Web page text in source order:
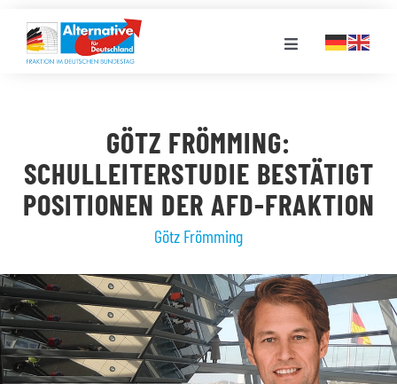
Inhalt
springen
Toggle
LANDESGRUPPEN
VERANSTALTUNGEN
PRESSE
STELLENPORTAL
GÖTZ FRÖMMING:
SCHULLEITERSTUDIE BESTÄTIGT
POSITIONEN DER AFD-FRAKTION
Götz Frömming